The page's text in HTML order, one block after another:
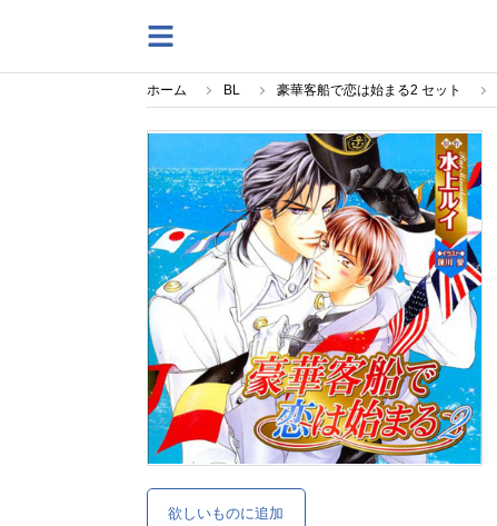
ホーム BL 豪華客船で恋は始まる2 セット
欲しいものに追加